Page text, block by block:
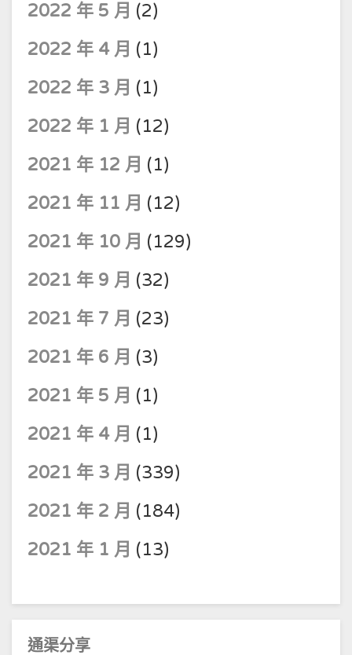
2022 年 5 月 (2)
2022 年 4 月 (1)
2022 年 3 月 (1)
2022 年 1 月 (12)
2021 年 12 月 (1)
2021 年 11 月 (12)
2021 年 10 月 (129)
2021 年 9 月 (32)
2021 年 7 月 (23)
2021 年 6 月 (3)
2021 年 5 月 (1)
2021 年 4 月 (1)
2021 年 3 月 (339)
2021 年 2 月 (184)
2021 年 1 月 (13)
通渠分享